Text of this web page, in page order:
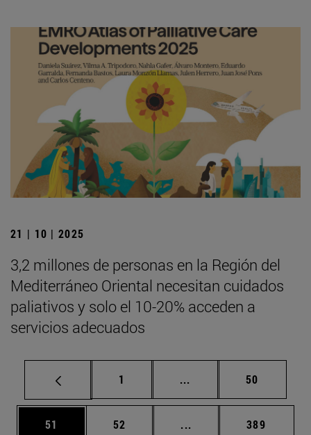
21 | 10 | 2025
3,2 millones de personas en la Región del
Mediterráneo Oriental necesitan cuidados
paliativos y solo el 10-20% acceden a
servicios adecuados
Página
1 ... Páginas intermedias
Página
50
Página
51 Página
52 ... Páginas intermedias
Página
389